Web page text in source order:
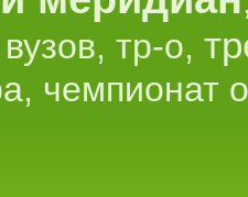
, тр-о,
, чемпионат